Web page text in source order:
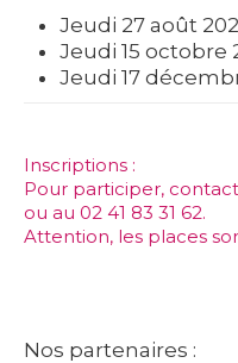
Jeudi 27 août
Jeudi 15 octobre
Jeudi 17
Inscriptions :
Pour participer,
ou au 02 41 83 31 62.
Attention, les places
Nos partenaires :